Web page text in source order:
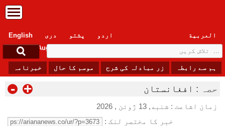
English دری پشتو العربیة
اردو
Friday, 7 August , 2026
ہم سے رابطہ زر مبادلہ کی شرح موسم کا حال خبرنامہ
حصہ : افغانستان - +
زمان اشاعت : شنبه, 13 ژوئن , 2026
خبر کا مختصر لنک :